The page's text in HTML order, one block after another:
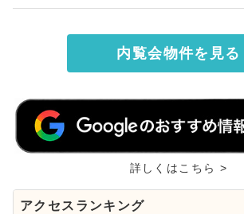
内覧会物件を見る
詳しくはこちら >
アクセスランキング